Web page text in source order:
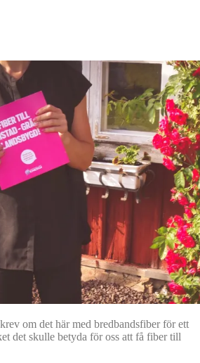
om det här med bredbandsfiber för ett
det skulle betyda för oss att få fiber till